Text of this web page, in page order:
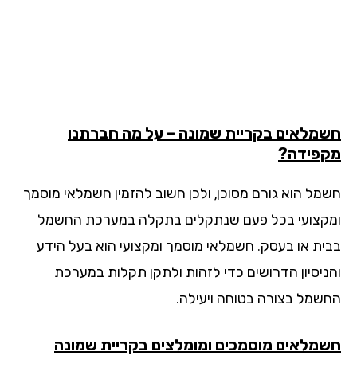
בקריית שמונה – על מה חברתנו
הוא גורם מסוכן, ולכן חשוב להזמין חשמלאי מוסמך
בכל פעם שנתקלים בתקלה במערכת החשמל
או בעסק. חשמלאי מוסמך ומקצועי הוא בעל הידע
הדרושים כדי לזהות ולתקן תקלות במערכת
בצורה בטוחה ויעילה.
מוסמכים ומומלצים בקריית שמונה